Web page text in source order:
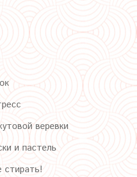
веревки
и пастель
стирать!